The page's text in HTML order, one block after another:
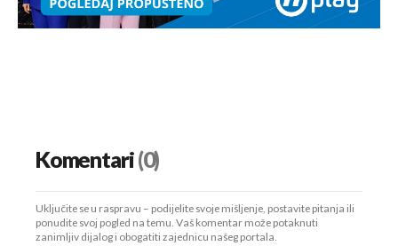
Komentari(0)
Uključite se u raspravu – podijelite svoje mišljenje, postavite pitanja ili
ponudite svoj pogled na temu. Vaš komentar može potaknuti
zanimljiv dijalog i obogatiti zajednicu našeg portala.